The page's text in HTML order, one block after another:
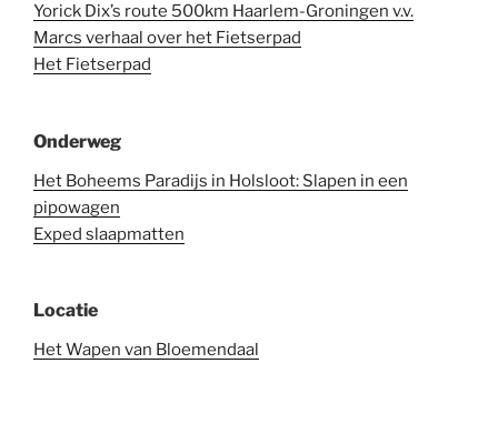
Yorick Dix’s route 500km Haarlem-Groningen v.v.
Marcs verhaal over het Fietserpad
Het Fietserpad
Onderweg
Het Boheems Paradijs in Holsloot: Slapen in een
pipowagen
Exped slaapmatten
Locatie
Het Wapen van Bloemendaal